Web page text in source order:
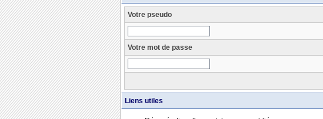
Votre pseudo
Votre mot de passe
Liens utiles